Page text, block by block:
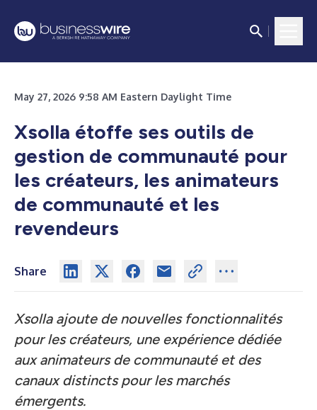
May 27, 2026 9:58 AM Eastern Daylight Time
Xsolla étoffe ses outils de
gestion de communauté pour
les créateurs, les animateurs
de communauté et les
revendeurs
Share
Xsolla ajoute de nouvelles fonctionnalités
pour les créateurs, une expérience dédiée
aux animateurs de communauté et des
canaux distincts pour les marchés
émergents.